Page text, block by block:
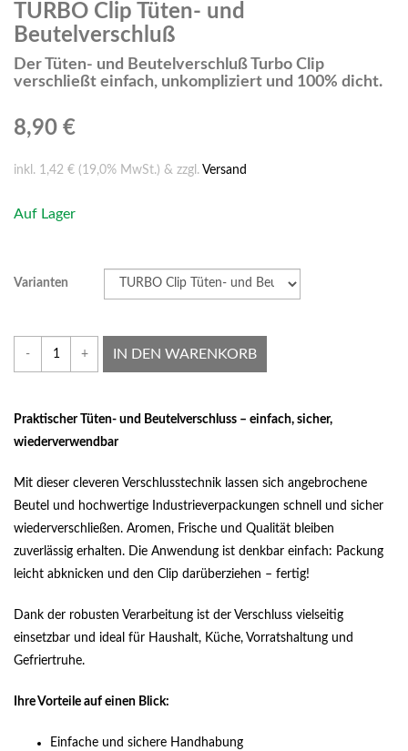
TURBO Clip Tüten- und
Beutelverschluß
Der Tüten- und Beutelverschluß Turbo Clip
verschließt einfach, unkompliziert und 100% dicht.
8,90 €
inkl. 1,42 € (19,0% MwSt.) & zzgl. Versand
Auf Lager
Varianten
- + IN DEN WARENKORB
Praktischer Tüten- und Beutelverschluss – einfach, sicher,
wiederverwendbar
Mit dieser cleveren Verschlusstechnik lassen sich angebrochene
Beutel und hochwertige Industrieverpackungen schnell und sicher
wiederverschließen. Aromen, Frische und Qualität bleiben
zuverlässig erhalten. Die Anwendung ist denkbar einfach: Packung
leicht abknicken und den Clip darüberziehen – fertig!
Dank der robusten Verarbeitung ist der Verschluss vielseitig
einsetzbar und ideal für Haushalt, Küche, Vorratshaltung und
Gefriertruhe.
Ihre Vorteile auf einen Blick:
Einfache und sichere Handhabung